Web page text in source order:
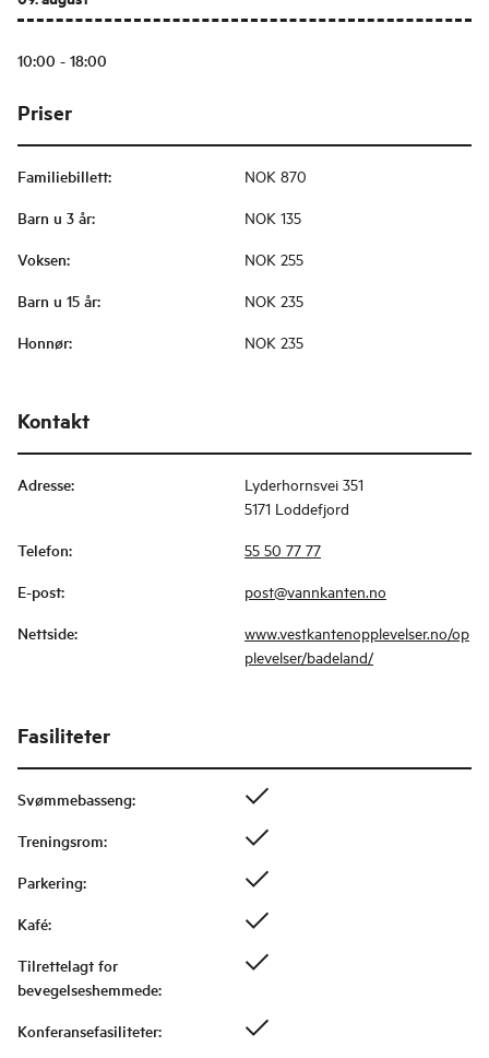
10:00 - 18:00
Priser
Familiebillett: NOK 870
Barn u 3 år: NOK 135
Voksen: NOK 255
Barn u 15 år: NOK 235
Honnør: NOK 235
Kontakt
Adresse:
Lyderhornsvei 351
5171 Loddefjord
Telefon: 55 50 77 77
E-post: post@vannkanten.no
Nettside:
www.vestkantenopplevelser.no/op
plevelser/badeland/
Fasiliteter
Svømmebasseng:
Treningsrom:
Parkering:
Kafé:
Tilrettelagt for
bevegelseshemmede:
Konferansefasiliteter: